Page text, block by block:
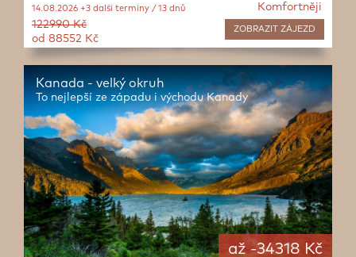
Komfortněji
ZOBRAZIT ZÁJEZD
14.08.2026 +3 další termíny / 13 dnů
122990 Kč
od 88552 Kč
až -34318 Kč
Kanada - velký okruh
To nejlepší ze západu i východu Kanady